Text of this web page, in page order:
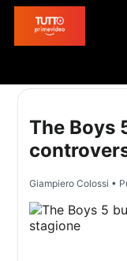
The Boys
Giampiero Colossi •